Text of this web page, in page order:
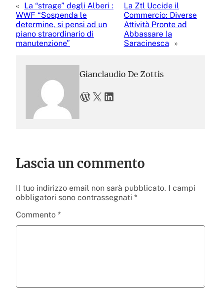
« La “strage” degli Alberi :
WWF “Sospenda le
determine, si pensi ad un
piano straordinario di
manutenzione”
La Ztl Uccide il
Commercio: Diverse
Attività Pronte ad
Abbassare la
Saracinesca
»
Gianclaudio De Zottis
WordPress X LinkedIn
Lascia un commento
Il tuo indirizzo email non sarà pubblicato. I campi
obbligatori sono contrassegnati *
Commento *